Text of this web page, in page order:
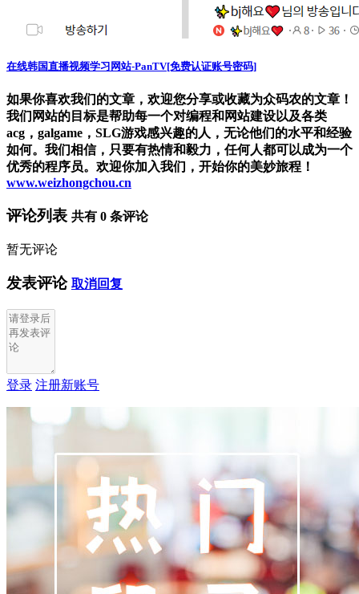
在线韩国直播视频学习网站-PanTV[免费认证账号密码]
如果你喜欢我们的文章，欢迎您分享或收藏为众码农的文章！
我们网站的目标是帮助每一个对编程和网站建设以及各类
acg，galgame，SLG游戏感兴趣的人，无论他们的水平和经验
如何。我们相信，只要有热情和毅力，任何人都可以成为一个
优秀的程序员。欢迎你加入我们，开始你的美妙旅程！
www.weizhongchou.cn
评论列表 共有 0 条评论
暂无评论
发表评论 取消回复
登录 注册新账号